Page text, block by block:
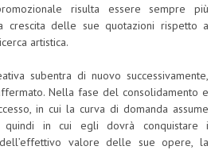
risulta essere sempre più
crescita delle sue quotazioni rispetto a
artistica.
subentra di nuovo successivamente,
Nella fase del consolidamento e
in cui la curva di domanda assume
quindi in cui egli dovrà conquistare i
valore delle sue opere, la